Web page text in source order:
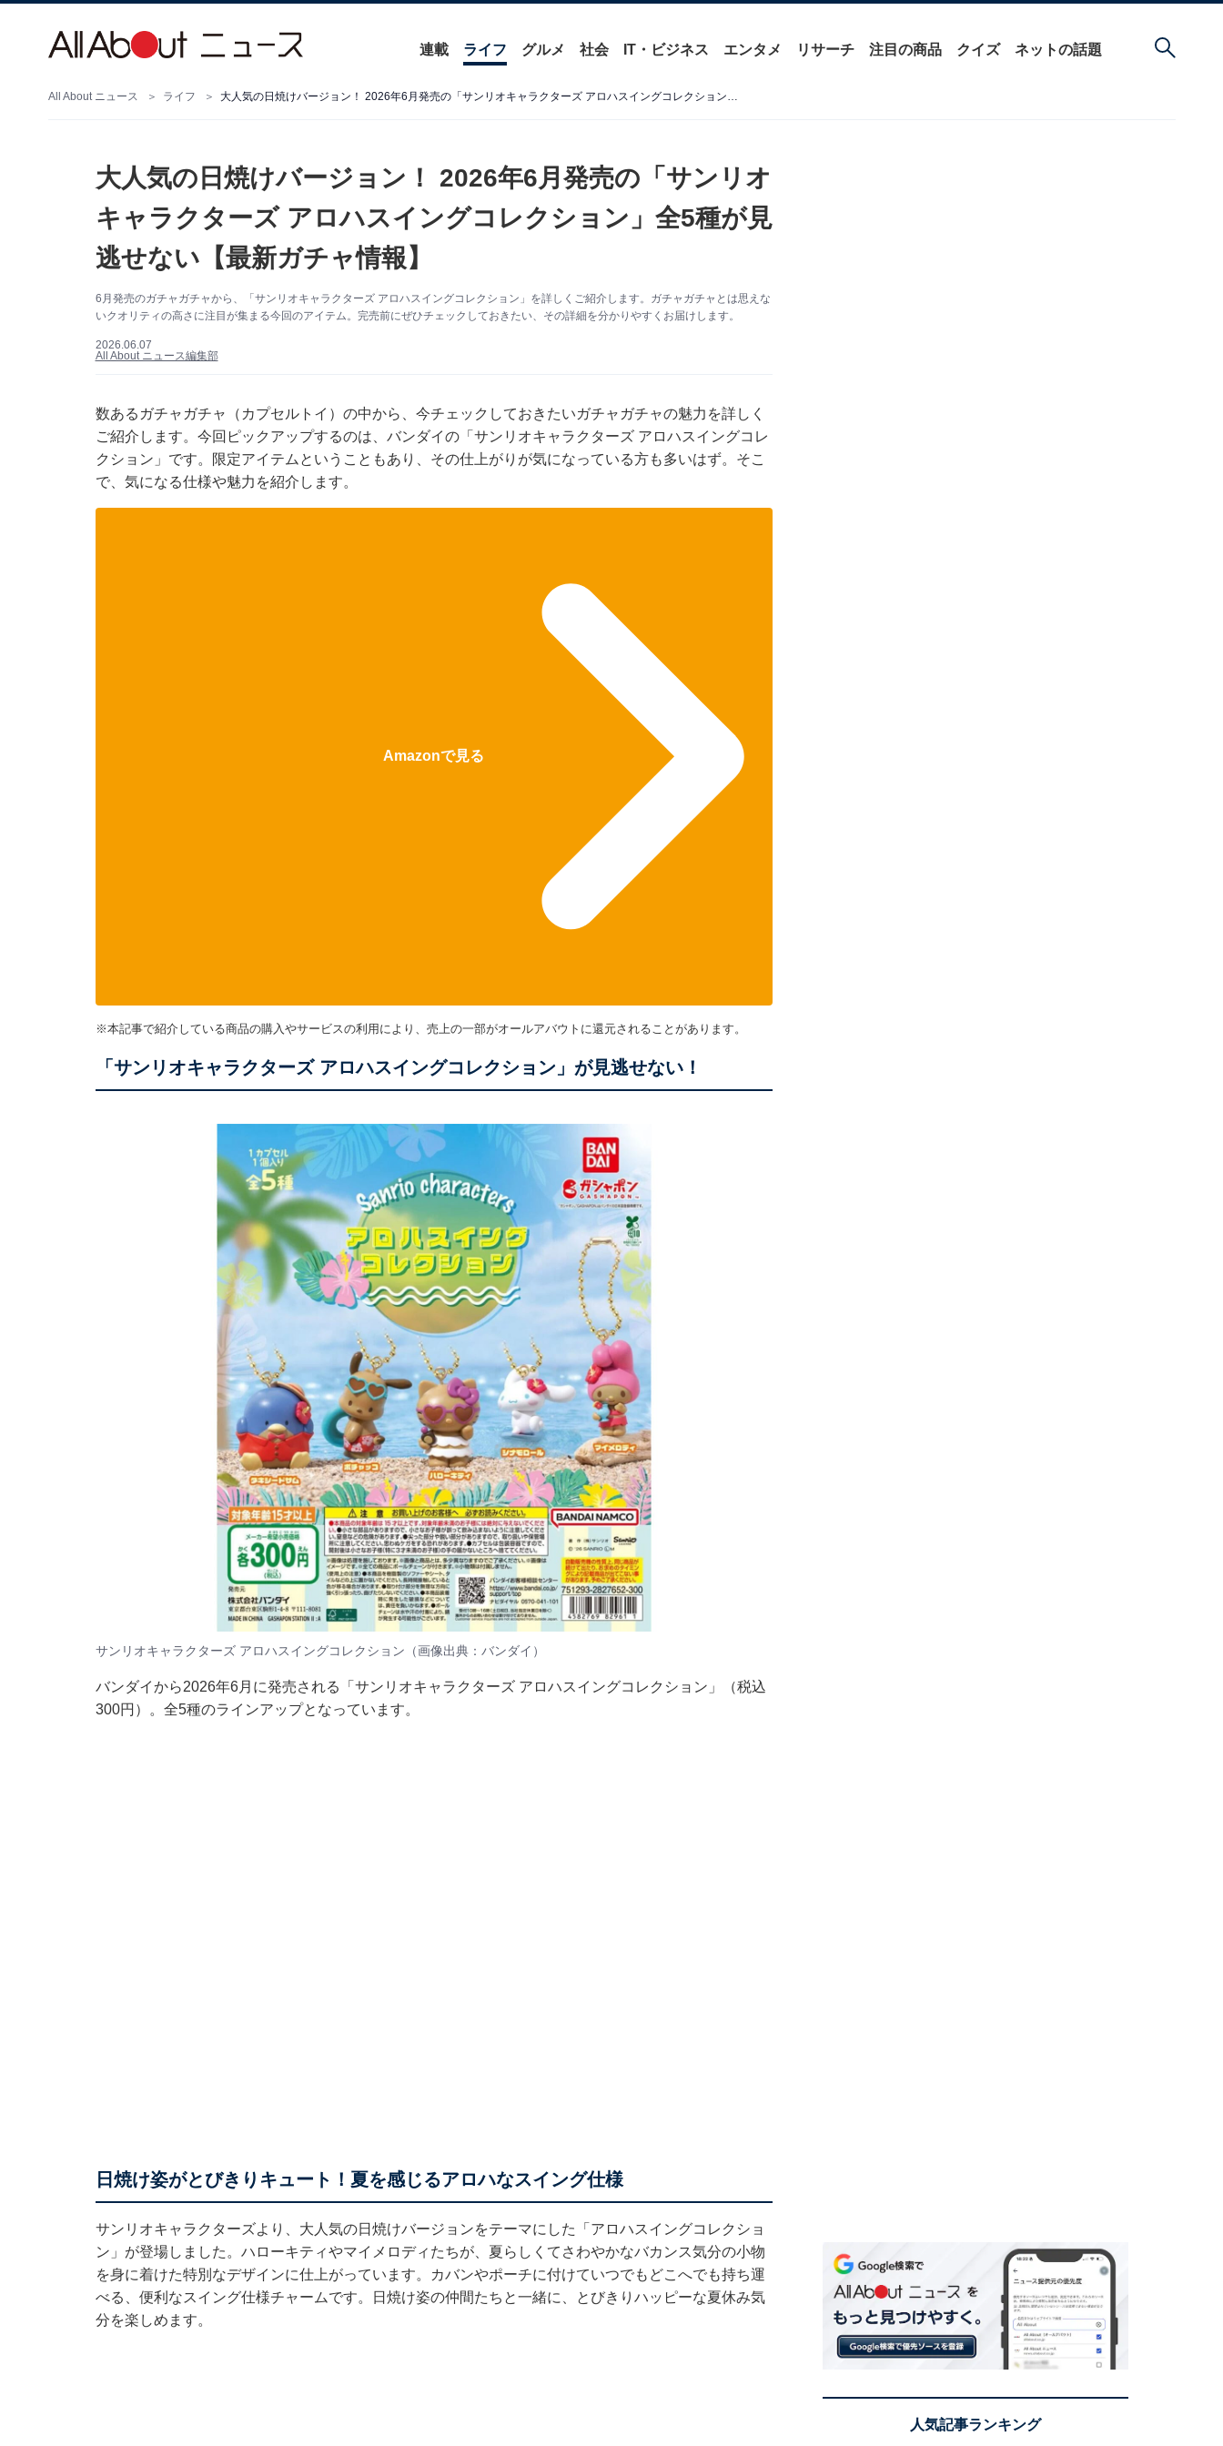
連載 ライフ グルメ 社会 IT・ビジネス エンタメ リサーチ 注目の商品 クイズ ネットの話題
All About ニュース ライフ 大人気の日焼けバージョン！ 2026年6月発売の「サンリオキャラクターズ アロハスイングコレクション」全5種が見逃せない【最新ガチャ情報】
大人気の日焼けバージョン！ 2026年6月発売の「サンリオ
キャラクターズ アロハスイングコレクション」全5種が見
逃せない【最新ガチャ情報】
6月発売のガチャガチャから、「サンリオキャラクターズ アロハスイングコレクション」を詳しくご紹介します。ガチャガチャとは思えな
いクオリティの高さに注目が集まる今回のアイテム。完売前にぜひチェックしておきたい、その詳細を分かりやすくお届けします。
2026.06.07
All About ニュース編集部
数あるガチャガチャ（カプセルトイ）の中から、今チェックしておきたいガチャガチャの魅力を詳しく
ご紹介します。今回ピックアップするのは、バンダイの「サンリオキャラクターズ アロハスイングコレ
クション」です。限定アイテムということもあり、その仕上がりが気になっている方も多いはず。そこ
で、気になる仕様や魅力を紹介します。
Amazonで見る
※本記事で紹介している商品の購入やサービスの利用により、売上の一部がオールアバウトに還元されることがあります。
「サンリオキャラクターズ アロハスイングコレクション」が見逃せない！
サンリオキャラクターズ アロハスイングコレクション（画像出典：バンダイ）
バンダイから2026年6月に発売される「サンリオキャラクターズ アロハスイングコレクション」（税込
300円）。全5種のラインアップとなっています。
日焼け姿がとびきりキュート！夏を感じるアロハなスイング仕様
サンリオキャラクターズより、大人気の日焼けバージョンをテーマにした「アロハスイングコレクショ
ン」が登場しました。ハローキティやマイメロディたちが、夏らしくてさわやかなバカンス気分の小物
を身に着けた特別なデザインに仕上がっています。カバンやポーチに付けていつでもどこへでも持ち運
べる、便利なスイング仕様チャームです。日焼け姿の仲間たちと一緒に、とびきりハッピーな夏休み気
分を楽しめます。